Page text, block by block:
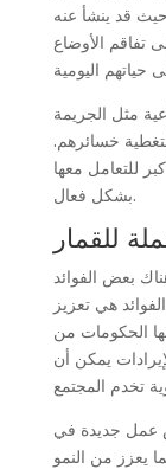
حيث قد ينشأ عنه
تفاقم الأوضاع
مثل الجريمة
خسائرهم.
للتعامل معها
بشكل فعال.
للقمار
بعض الفوائد
هي تعزيز
الحكومات من
يمكن أن
عمل جديدة في
يعزز من النمو